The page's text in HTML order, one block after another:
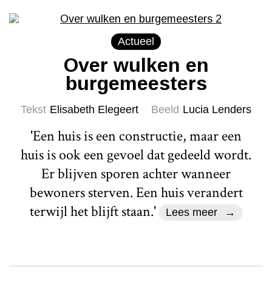
Actueel
Over wulken en
burgemeesters
Tekst Elisabeth Elegeert Beeld Lucia Lenders
'Een huis is een constructie, maar een
huis is ook een gevoel dat gedeeld wordt.
Er blijven sporen achter wanneer
bewoners sterven. Een huis verandert
terwijl het blijft staan.'
Lees meer